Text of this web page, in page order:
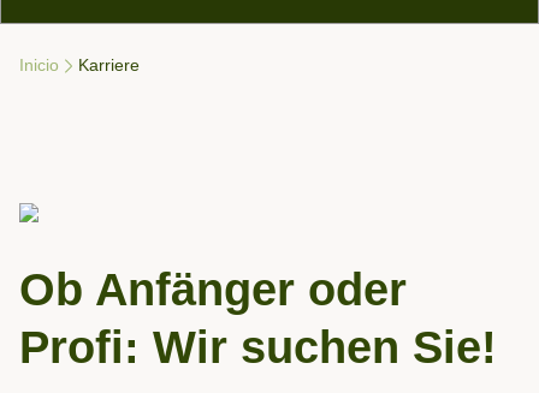
Breadcrumb-Navigation
Inicio Karriere
Ob Anfänger oder
Profi: Wir suchen Sie!